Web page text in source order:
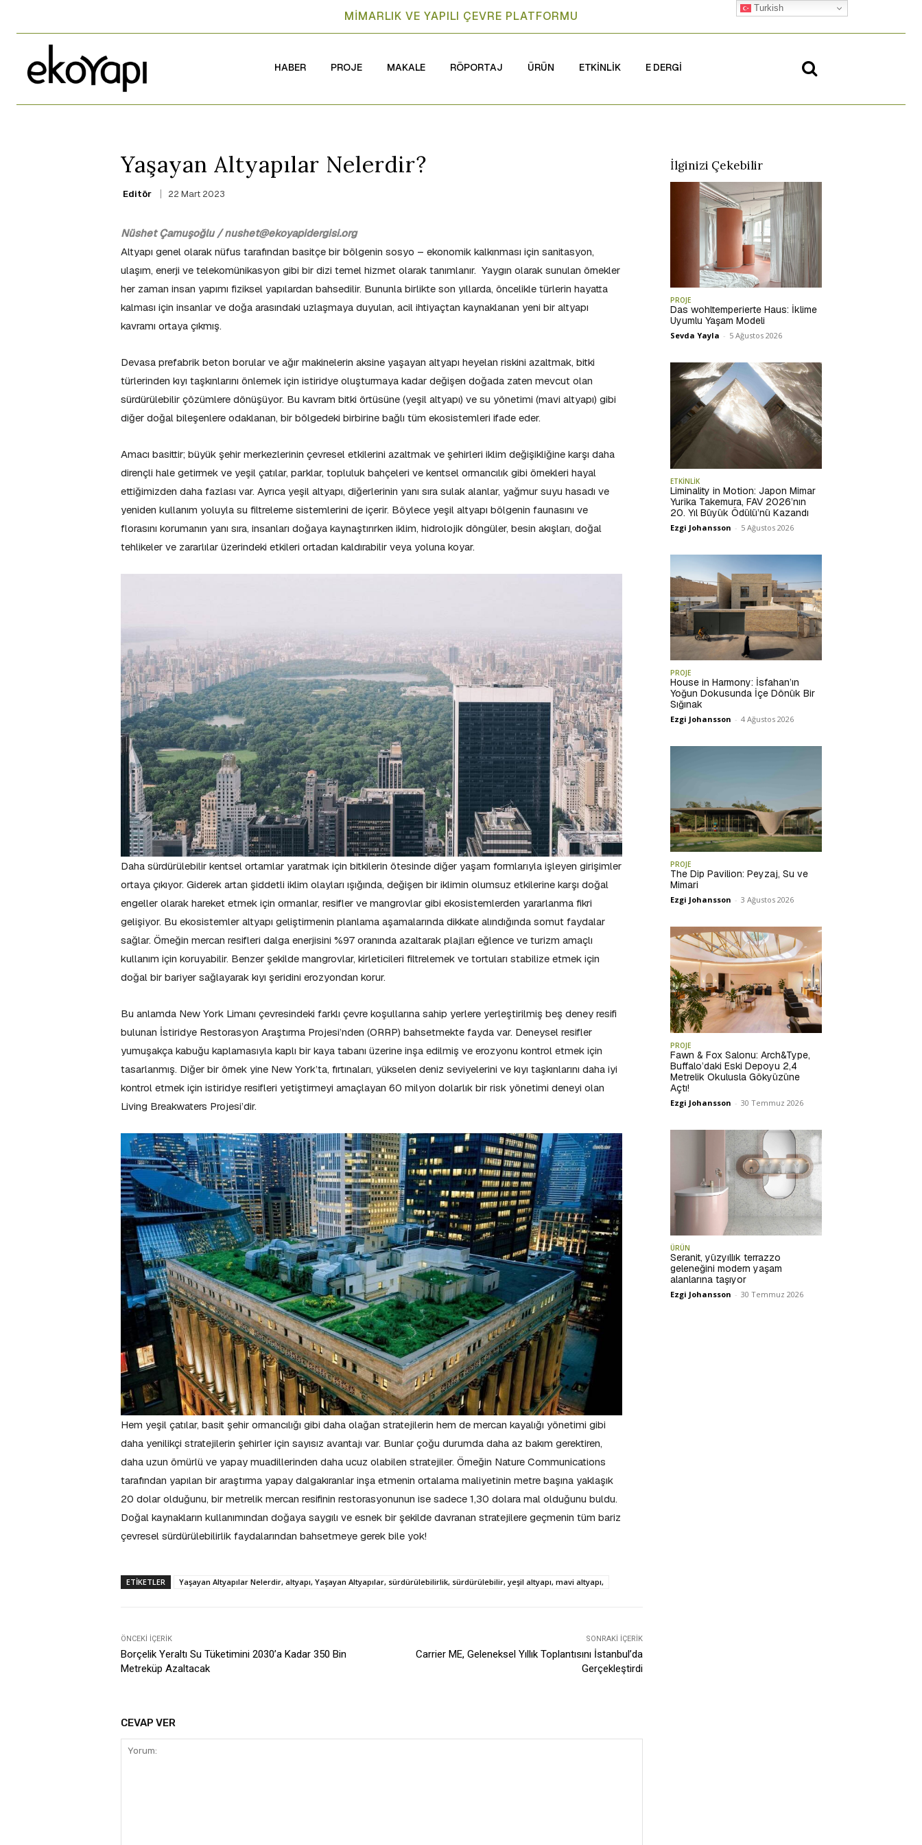
MİMARLIK VE YAPILI ÇEVRE PLATFORMU
HABER PROJE MAKALE RÖPORTAJ ÜRÜN ETKİNLİK E DERGİ
Yaşayan Altyapılar Nelerdir?
Editör 22 Mart 2023
Nüshet Çamuşoğlu / nushet@ekoyapidergisi.org
Altyapı genel olarak nüfus tarafından basitçe bir bölgenin sosyo – ekonomik kalkınması için sanitasyon,
ulaşım, enerji ve telekomünikasyon gibi bir dizi temel hizmet olarak tanımlanır. Yaygın olarak sunulan örnekler
her zaman insan yapımı fiziksel yapılardan bahsedilir. Bununla birlikte son yıllarda, öncelikle türlerin hayatta
kalması için insanlar ve doğa arasındaki uzlaşmaya duyulan, acil ihtiyaçtan kaynaklanan yeni bir altyapı
kavramı ortaya çıkmış.
Devasa prefabrik beton borular ve ağır makinelerin aksine yaşayan altyapı heyelan riskini azaltmak, bitki
türlerinden kıyı taşkınlarını önlemek için istiridye oluşturmaya kadar değişen doğada zaten mevcut olan
sürdürülebilir çözümlere dönüşüyor. Bu kavram bitki örtüsüne (yeşil altyapı) ve su yönetimi (mavi altyapı) gibi
diğer doğal bileşenlere odaklanan, bir bölgedeki birbirine bağlı tüm ekosistemleri ifade eder.
Amacı basittir; büyük şehir merkezlerinin çevresel etkilerini azaltmak ve şehirleri iklim değişikliğine karşı daha
dirençli hale getirmek ve yeşil çatılar, parklar, topluluk bahçeleri ve kentsel ormancılık gibi örnekleri hayal
ettiğimizden daha fazlası var. Ayrıca yeşil altyapı, diğerlerinin yanı sıra sulak alanlar, yağmur suyu hasadı ve
yeniden kullanım yoluyla su filtreleme sistemlerini de içerir. Böylece yeşil altyapı bölgenin faunasını ve
florasını korumanın yanı sıra, insanları doğaya kaynaştırırken iklim, hidrolojik döngüler, besin akışları, doğal
tehlikeler ve zararlılar üzerindeki etkileri ortadan kaldırabilir veya yoluna koyar.
Daha sürdürülebilir kentsel ortamlar yaratmak için bitkilerin ötesinde diğer yaşam formlarıyla işleyen girişimler
ortaya çıkıyor. Giderek artan şiddetli iklim olayları ışığında, değişen bir iklimin olumsuz etkilerine karşı doğal
engeller olarak hareket etmek için ormanlar, resifler ve mangrovlar gibi ekosistemlerden yararlanma fikri
gelişiyor. Bu ekosistemler altyapı geliştirmenin planlama aşamalarında dikkate alındığında somut faydalar
sağlar. Örneğin mercan resifleri dalga enerjisini %97 oranında azaltarak plajları eğlence ve turizm amaçlı
kullanım için koruyabilir. Benzer şekilde mangrovlar, kirleticileri filtrelemek ve tortuları stabilize etmek için
doğal bir bariyer sağlayarak kıyı şeridini erozyondan korur.
Bu anlamda New York Limanı çevresindeki farklı çevre koşullarına sahip yerlere yerleştirilmiş beş deney resifi
bulunan İstiridye Restorasyon Araştırma Projesi’nden (ORRP) bahsetmekte fayda var. Deneysel resifler
yumuşakça kabuğu kaplamasıyla kaplı bir kaya tabanı üzerine inşa edilmiş ve erozyonu kontrol etmek için
tasarlanmış. Diğer bir örnek yine New York’ta, fırtınaları, yükselen deniz seviyelerini ve kıyı taşkınlarını daha iyi
kontrol etmek için istiridye resifleri yetiştirmeyi amaçlayan 60 milyon dolarlık bir risk yönetimi deneyi olan
Living Breakwaters Projesi’dir.
Hem yeşil çatılar, basit şehir ormancılığı gibi daha olağan stratejilerin hem de mercan kayalığı yönetimi gibi
daha yenilikçi stratejilerin şehirler için sayısız avantajı var. Bunlar çoğu durumda daha az bakım gerektiren,
daha uzun ömürlü ve yapay muadillerinden daha ucuz olabilen stratejiler. Örneğin Nature Communications
tarafından yapılan bir araştırma yapay dalgakıranlar inşa etmenin ortalama maliyetinin metre başına yaklaşık
20 dolar olduğunu, bir metrelik mercan resifinin restorasyonunun ise sadece 1,30 dolara mal olduğunu buldu.
Doğal kaynakların kullanımından doğaya saygılı ve esnek bir şekilde davranan stratejilere geçmenin tüm bariz
çevresel sürdürülebilirlik faydalarından bahsetmeye gerek bile yok!
ETIKETLER Yaşayan Altyapılar Nelerdir, altyapı, Yaşayan Altyapılar, sürdürülebilirlik, sürdürülebilir, yeşil altyapı, mavi altyapı,
ÖNCEKI İÇERIK
Borçelik Yeraltı Su Tüketimini 2030’a Kadar 350 Bin
Metreküp Azaltacak
SONRAKI İÇERIK
Carrier ME, Geleneksel Yıllık Toplantısını İstanbul’da
Gerçekleştirdi
CEVAP VER
İlginizi Çekebilir
PROJE
Das wohltemperierte Haus: İklime
Uyumlu Yaşam Modeli
Sevda Yayla - 5 Ağustos 2026
ETKİNLİK
Liminality in Motion: Japon Mimar
Yurika Takemura, FAV 2026’nın
20. Yıl Büyük Ödülü’nü Kazandı
Ezgi Johansson - 5 Ağustos 2026
PROJE
House in Harmony: İsfahan’ın
Yoğun Dokusunda İçe Dönük Bir
Sığınak
Ezgi Johansson - 4 Ağustos 2026
PROJE
The Dip Pavilion: Peyzaj, Su ve
Mimari
Ezgi Johansson - 3 Ağustos 2026
PROJE
Fawn & Fox Salonu: Arch&Type,
Buffalo’daki Eski Depoyu 2,4
Metrelik Okulusla Gökyüzüne
Açtı!
Ezgi Johansson - 30 Temmuz 2026
ÜRÜN
Seranit, yüzyıllık terrazzo
geleneğini modern yaşam
alanlarına taşıyor
Ezgi Johansson - 30 Temmuz 2026
Turkish